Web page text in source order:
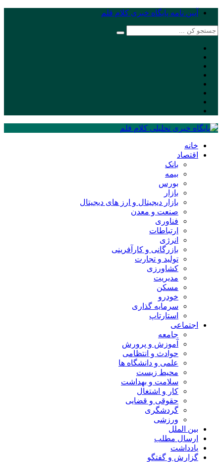
آیین نامه پایگاه خبری کلام قلم
خانه
اقتصاد
بانک
بیمه
بورس
بازار
بازار دیجیتال و ارز های دیجیتال
صنعت و معدن
فناوری
ارتباطات
انرژی
بازرگانی و کارآفرینی
تولید و تجارت
کشاورزی
مدیریت
مسکن
خودرو
سرمایه گذاری
استارتاپ
اجتماعی
جامعه
آموزش و پرورش
حوادث و انتظامی
علمی و دانشگاه ها
محیط زیست
سلامت و بهداشت
کار و اشتغال
حقوقی و قضایی
گردشگری
ورزشی
بین الملل
ارسال مطلب
یادداشت
گزارش و گفتگو